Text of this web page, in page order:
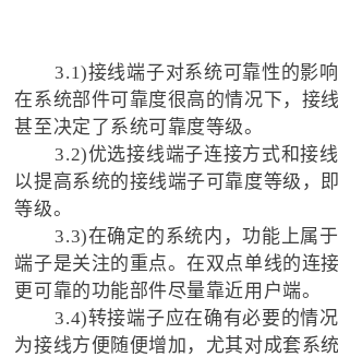
3.1)接线端子对系统可靠性的影
在系统部件可靠度很高的情况下，接
甚至决定了系统可靠度等级。
3.2)优选接线端子连接方式和接
以提高系统的接线端子可靠度等级，
等级。
3.3)在确定的系统内，功能上属
端子是关注的重点。在双点单线的连
更可靠的功能部件尽量靠近用户端。
3.4)转接端子应在确有必要的情
为接线方便随便增加，尤其对成套系